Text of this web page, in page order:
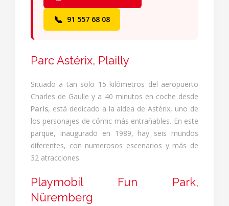
📞 91 557 68 08
Parc Astérix, Plailly
Situado a tan solo 15 kilómetros del aeropuerto
Charles de Gaulle y a 40 minutos en coche desde
París, está dedicado a la aldea de Astérix, uno de
los personajes de cómic más entrañables. En este
parque, inaugurado en 1989, hay seis mundos
diferentes, con numerosos escenarios y más de
32 atracciones.
Playmobil Fun Park,
Nüremberg